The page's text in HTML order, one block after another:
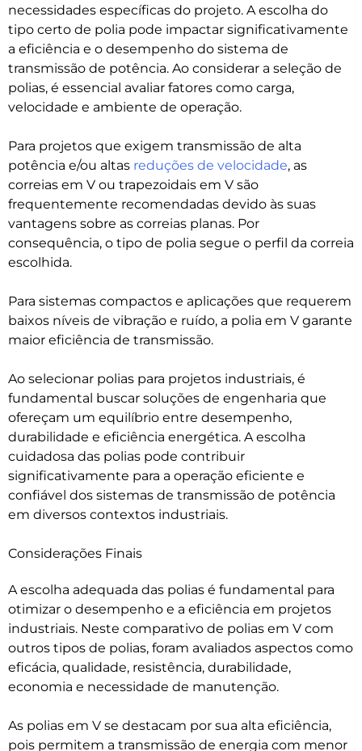
necessidades específicas do projeto. A escolha do
tipo certo de polia pode impactar significativamente
a eficiência e o desempenho do sistema de
transmissão de potência. Ao considerar a seleção de
polias, é essencial avaliar fatores como carga,
velocidade e ambiente de operação.
Para projetos que exigem transmissão de alta
potência e/ou altas reduções de velocidade, as
correias em V ou trapezoidais em V são
frequentemente recomendadas devido às suas
vantagens sobre as correias planas. Por
consequência, o tipo de polia segue o perfil da correia
escolhida.
Para sistemas compactos e aplicações que requerem
baixos níveis de vibração e ruído, a polia em V garante
maior eficiência de transmissão.
Ao selecionar polias para projetos industriais, é
fundamental buscar soluções de engenharia que
ofereçam um equilíbrio entre desempenho,
durabilidade e eficiência energética. A escolha
cuidadosa das polias pode contribuir
significativamente para a operação eficiente e
confiável dos sistemas de transmissão de potência
em diversos contextos industriais.
Considerações Finais
A escolha adequada das polias é fundamental para
otimizar o desempenho e a eficiência em projetos
industriais. Neste comparativo de polias em V com
outros tipos de polias, foram avaliados aspectos como
eficácia, qualidade, resistência, durabilidade,
economia e necessidade de manutenção.
As polias em V se destacam por sua alta eficiência,
pois permitem a transmissão de energia com menor